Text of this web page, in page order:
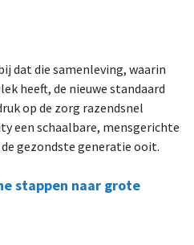
dat die samenleving, waarin
heeft, de nieuwe standaard
op de zorg razendsnel
een schaalbare, mensgerichte
gezondste generatie ooit.
stappen naar grote